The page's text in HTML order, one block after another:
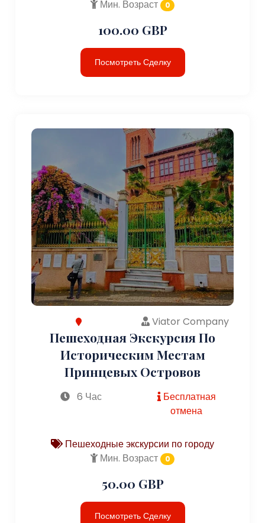
Мин. Возраст
0
100.00 GBP
Посмотреть Сделку
Viator Company
Пешеходная Экскурсия По
Историческим Местам
Принцевых Островов
6 Час
Бесплатная
отмена
Пешеходные экскурсии по городу
Мин. Возраст
0
50.00 GBP
Посмотреть Сделку